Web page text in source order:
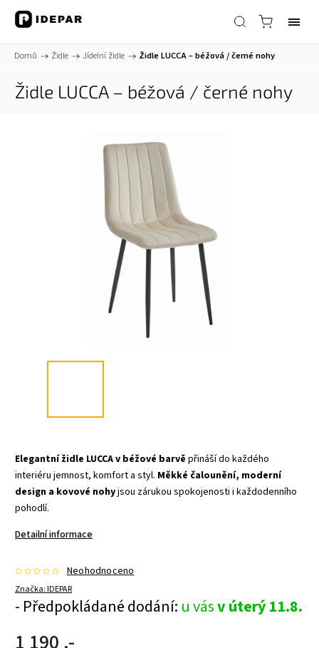
Domů / Židle / Jídelní židle / Židle LUCCA – béžová / černé nohy
Židle LUCCA – béžová / černé nohy
Elegantní židle LUCCA v béžové barvě přináší do každého
interiéru jemnost, komfort a styl. Měkké čalounění, moderní
design a kovové nohyjsou zárukou spokojenosti i každodenního
pohodlí.
Detailní informace
Značka:IDEPAR
Neohodnoceno
1 190 ,-
- Předpokládané dodání: u vásv úterý 11.8.